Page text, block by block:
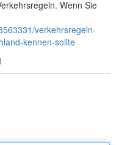
Wenn Sie
verkehrsregeln-
kennen-sollte